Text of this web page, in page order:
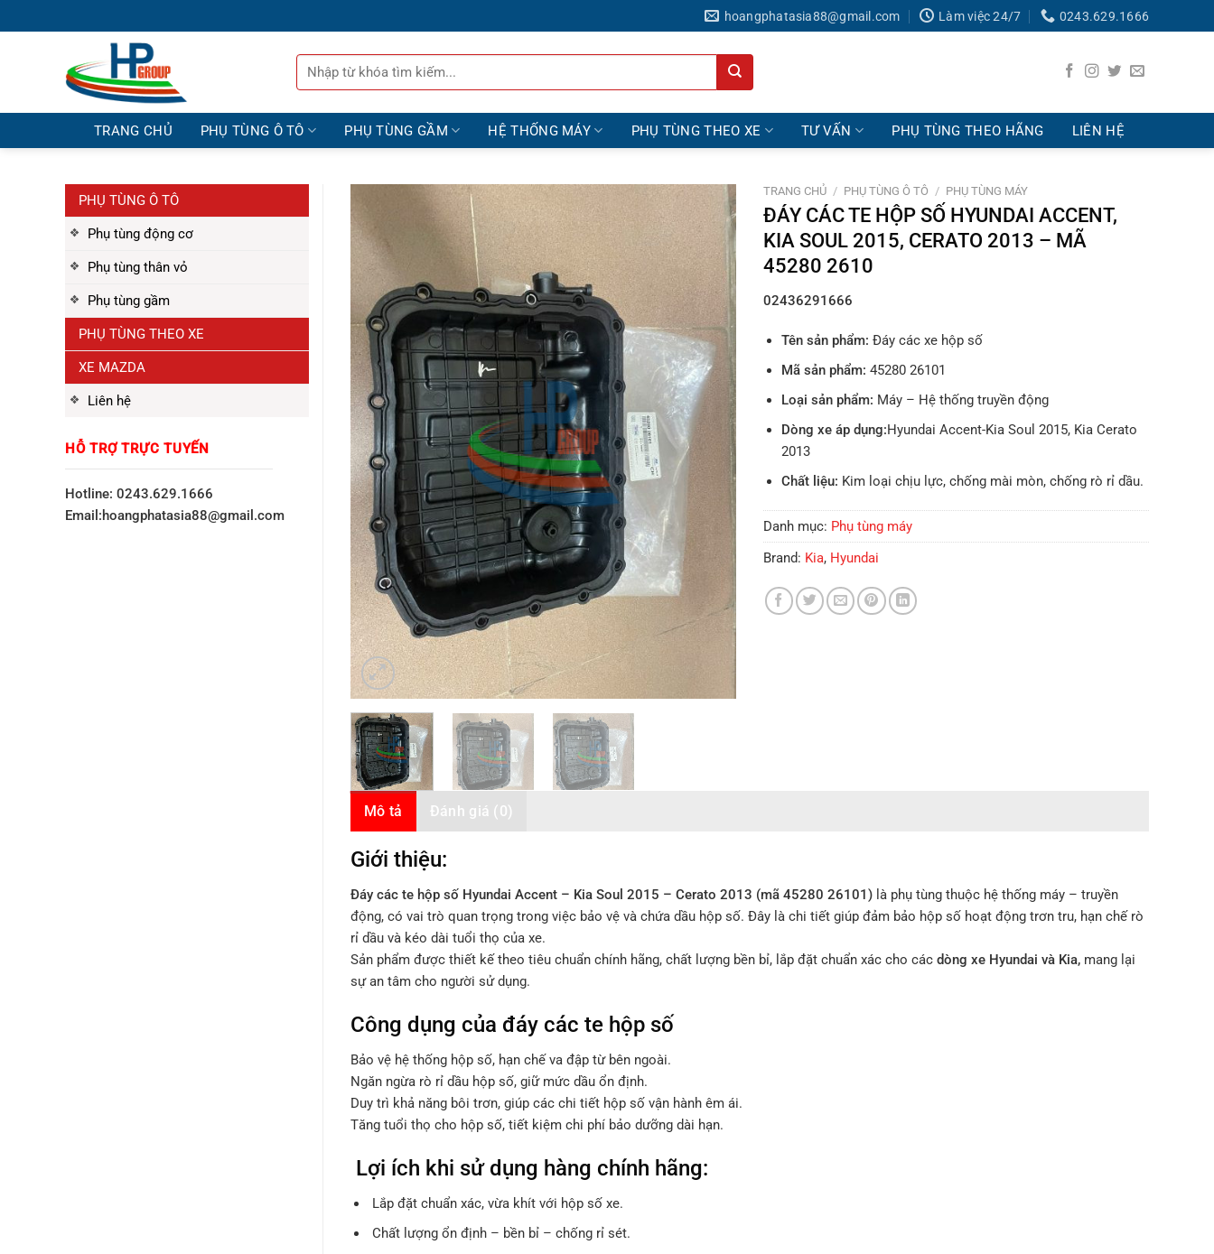
qua
hoangphatasia88@gmail.com Làm việc 24/7 0243.629.1666
Tìm
kiếm:
TRANG CHỦ PHỤ TÙNG Ô TÔ PHỤ TÙNG GẦM HỆ THỐNG MÁY PHỤ TÙNG THEO XE TƯ VẤN PHỤ TÙNG THEO HÃNG LIÊN HỆ
PHỤ TÙNG Ô TÔ
Phụ tùng động cơ
Phụ tùng thân vỏ
Phụ tùng gầm
PHỤ TÙNG THEO XE
XE MAZDA
Liên hệ
HỖ TRỢ TRỰC TUYẾN
Hotline: 0243.629.1666
Email:hoangphatasia88@gmail.com
TRANG CHỦ / PHỤ TÙNG Ô TÔ / PHỤ TÙNG MÁY
ĐÁY CÁC TE HỘP SỐ HYUNDAI ACCENT,
KIA SOUL 2015, CERATO 2013 – MÃ
45280 2610
02436291666
Tên sản phẩm: Đáy các xe hộp số
Mã sản phẩm: 45280 26101
Loại sản phẩm: Máy – Hệ thống truyền động
Dòng xe áp dụng:Hyundai Accent-Kia Soul 2015, Kia Cerato
2013
Chất liệu: Kim loại chịu lực, chống mài mòn, chống rò rỉ dầu.
Danh mục: Phụ tùng máy
Brand: Kia, Hyundai
Mô tả Đánh giá (0)
Giới thiệu:
Đáy các te hộp số Hyundai Accent – Kia Soul 2015 – Cerato 2013 (mã 45280 26101) là phụ tùng thuộc hệ thống máy – truyền
động, có vai trò quan trọng trong việc bảo vệ và chứa dầu hộp số. Đây là chi tiết giúp đảm bảo hộp số hoạt động trơn tru, hạn chế rò
rỉ dầu và kéo dài tuổi thọ của xe.
Sản phẩm được thiết kế theo tiêu chuẩn chính hãng, chất lượng bền bỉ, lắp đặt chuẩn xác cho các dòng xe Hyundai và Kia, mang lại
sự an tâm cho người sử dụng.
Công dụng của đáy các te hộp số
Bảo vệ hệ thống hộp số, hạn chế va đập từ bên ngoài.
Ngăn ngừa rò rỉ dầu hộp số, giữ mức dầu ổn định.
Duy trì khả năng bôi trơn, giúp các chi tiết hộp số vận hành êm ái.
Tăng tuổi thọ cho hộp số, tiết kiệm chi phí bảo dưỡng dài hạn.
Lợi ích khi sử dụng hàng chính hãng:
Lắp đặt chuẩn xác, vừa khít với hộp số xe.
Chất lượng ổn định – bền bỉ – chống rỉ sét.